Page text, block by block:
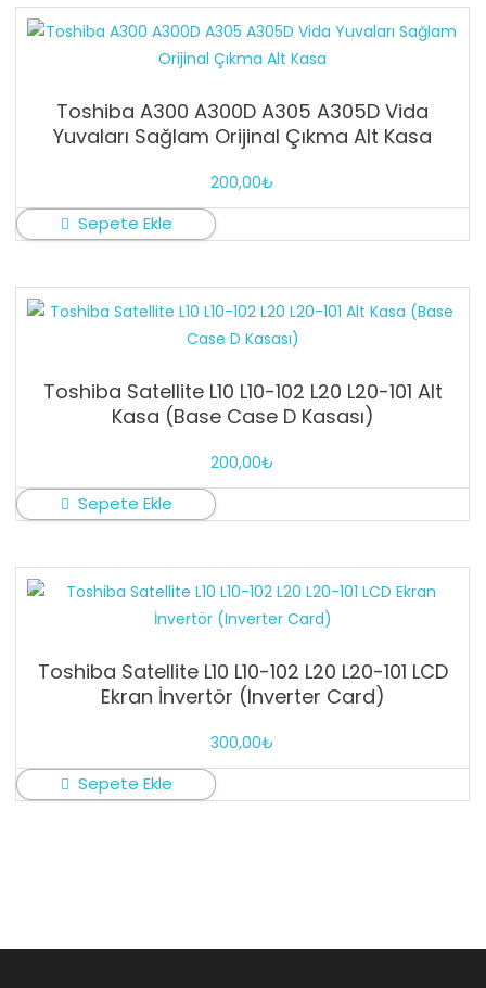
Toshiba A300 A300D A305 A305D Vida
Yuvaları Sağlam Orijinal Çıkma Alt Kasa
200,00₺
Sepete Ekle
Toshiba Satellite L10 L10-102 L20 L20-101 Alt
Kasa (Base Case D Kasası)
200,00₺
Sepete Ekle
Toshiba Satellite L10 L10-102 L20 L20-101 LCD
Ekran İnvertör (Inverter Card)
300,00₺
Sepete Ekle